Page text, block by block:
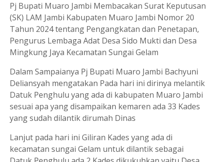
Pj Bupati Muaro Jambi Membacakan Surat Keputusan
(SK) LAM Jambi Kabupaten Muaro Jambi Nomor 20
Tahun 2024 tentang Pengangkatan dan Penetapan,
Pengurus Lembaga Adat Desa Sido Mukti dan Desa
Mingkung Jaya Kecamatan Sungai Gelam
Dalam Sampaianya Pj Bupati Muaro Jambi Bachyuni
Deliansyah mengatakan Pada hari ini dirinya melantik
Datuk Penghulu yang ada di kabupaten Muaro Jambi
sesuai apa yang disampaikan kemaren ada 33 Kades
yang sudah dilantik dirumah Dinas
Lanjut pada hari ini Giliran Kades yang ada di
kecamatan sungai Gelam untuk dilantik sebagai